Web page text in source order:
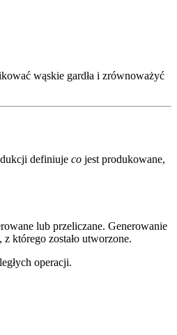
wąskie gardła i zrównoważyć
definiuje co jest produkowane,
lub przeliczane. Generowanie
którego zostało utworzone.
operacji.